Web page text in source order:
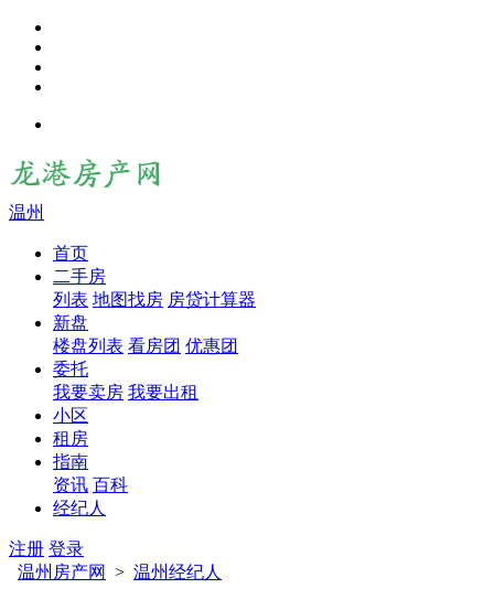
温州
首页
二手房
列表 地图找房 房贷计算器
新盘
楼盘列表 看房团 优惠团
委托
我要卖房 我要出租
小区
租房
指南
资讯 百科
经纪人
注册 登录
温州房产网
> 温州经纪人